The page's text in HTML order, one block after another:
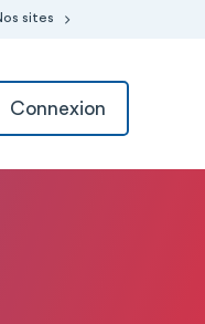
sites
Connexion